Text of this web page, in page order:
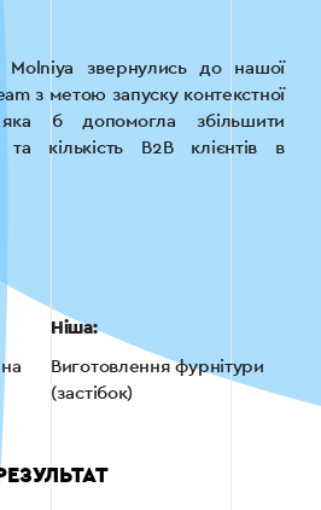
Molniya звернулись до нашої
з метою запуску контекстної
яка б допомогла збільшити
та кількість B2B клієнтів в
Ніша:
Виготовлення фурнітури
(застібок)